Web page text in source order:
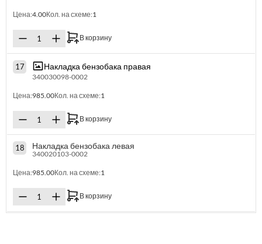
Цена:4.00Кол. на схеме:1
В корзину
17 Накладка бензобака правая
340030098-0002
Цена:985.00Кол. на схеме:1
В корзину
18 Накладка бензобака левая
340020103-0002
Цена:985.00Кол. на схеме:1
В корзину